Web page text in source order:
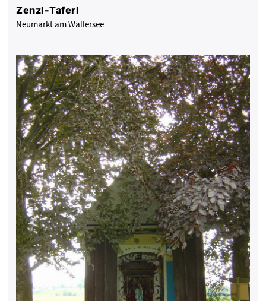
Zenzl-Taferl
Neumarkt am Wallersee